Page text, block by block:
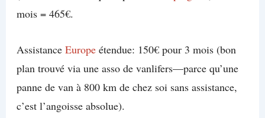
mois = 465€.
Assistance Europeétendue: 150€ pour 3 mois (bon
plan trouvé via une asso de vanlifers—parce qu’une
panne de van à 800 km de chez soi sans assistance,
c’est l’angoisse absolue).